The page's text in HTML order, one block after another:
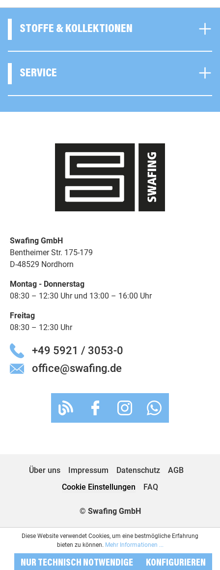
STOFFE & KOLLEKTIONEN
SERVICE
Swafing GmbH
Bentheimer Str. 175-179
D-48529 Nordhorn
Montag - Donnerstag
08:30 – 12:30 Uhr und 13:00 – 16:00 Uhr
Freitag
08:30 – 12:30 Uhr
+49 5921 / 3053-0
office@swafing.de
© Swafing GmbH
Über uns Impressum Datenschutz
AGB
Cookie Einstellungen
FAQ
Diese Website verwendet Cookies, um eine bestmögliche Erfahrung
bieten zu können. Mehr Informationen ...
NUR TECHNISCH NOTWENDIGE KONFIGURIEREN